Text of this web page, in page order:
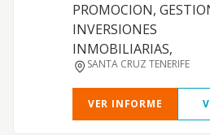
PROMOCION,
INVERSIONES
INMOBILIARIAS,
SANTA CRUZ TENERIFE
VER INFORME